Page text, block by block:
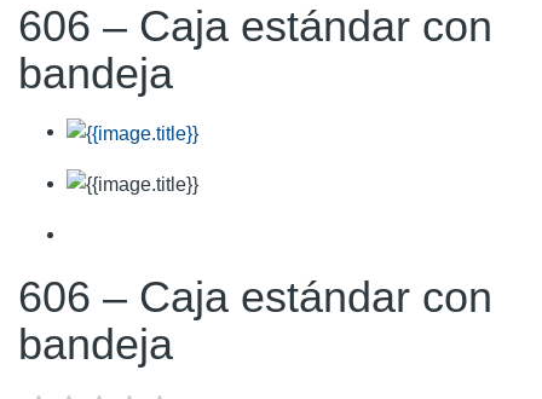
606 – Caja estándar con
bandeja
606 – Caja estándar con
bandeja